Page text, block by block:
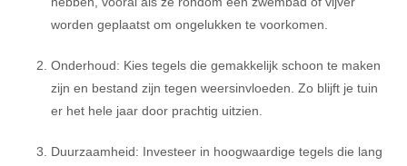
worden geplaatst om ongelukken te voorkomen.
Onderhoud: Kies tegels die gemakkelijk schoon te maken
zijn en bestand zijn tegen weersinvloeden. Zo blijft je tuin
er het hele jaar door prachtig uitzien.
Duurzaamheid: Investeer in hoogwaardige tegels die lang